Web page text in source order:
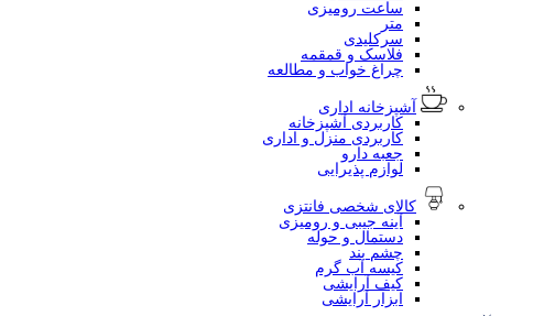
ساعت رومیزی
متر
سرکلیدی
فلاسک و قمقمه
چراغ خواب و مطالعه
آشپزخانه اداری
کاربردی آشپزخانه
کاربردی منزل و اداری
جعبه دارو
لوازم پذیرایی
کالای شخصی فانتزی
آینه جیبی و رومیزی
دستمال و حوله
چشم بند
کیسه آب گرم
کیف آرایشی
ابزار آرایشی